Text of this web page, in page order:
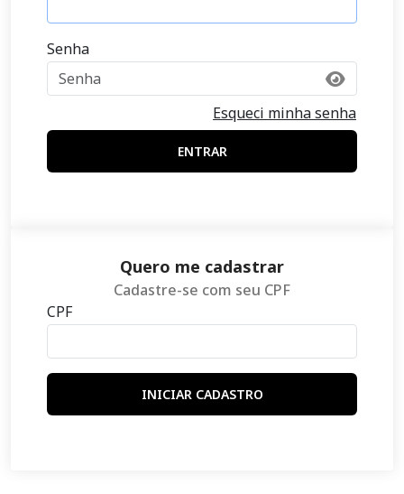
Senha
Esqueci minha senha
ENTRAR
Quero me cadastrar
Cadastre-se com seu CPF
CPF
INICIAR CADASTRO